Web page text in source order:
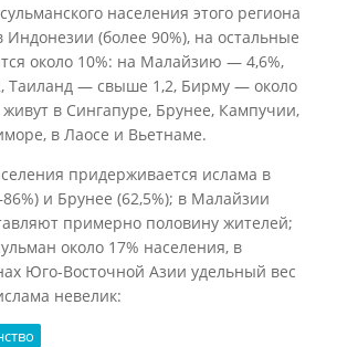
населения этого региона
Индонезии (более 90%), на остальные
около 10%: на Малайзию — 4,6%,
— свыше 1,2, Бирму — около
живут в Сингапуре, Брунее, Кампучии,
в Лаосе и Вьетнаме.
придерживается ислама в
и Брунее (62,5%); в Малайзии
примерно половину жителей;
около 17% населения, в
Юго-Восточной Азии удельный вес
невелик: